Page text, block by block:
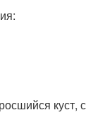
куст, с